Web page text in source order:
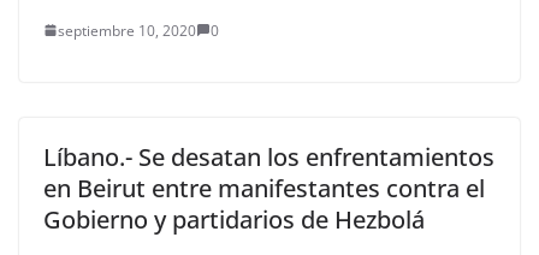
septiembre 10, 2020 0
Líbano.- Se desatan los enfrentamientos
en Beirut entre manifestantes contra el
Gobierno y partidarios de Hezbolá